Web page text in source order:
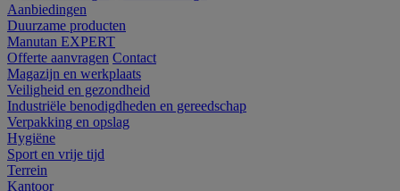
Aanbiedingen
Duurzame producten
Manutan EXPERT
Offerte aanvragen Contact
Magazijn en werkplaats
Veiligheid en gezondheid
Industriële benodigdheden en gereedschap
Verpakking en opslag
Hygiëne
Sport en vrije tijd
Terrein
Kantoor